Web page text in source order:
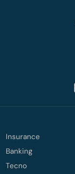
Insurance
Banking
Tecno